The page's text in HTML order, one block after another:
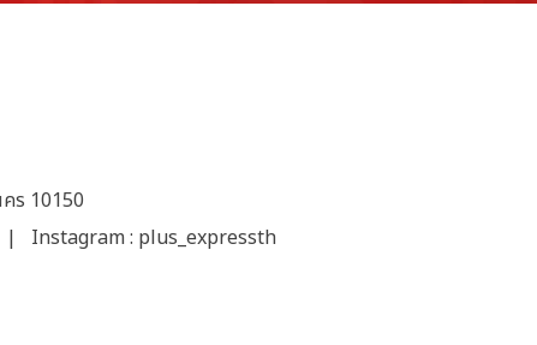
ร 10150
| Instagram : plus_expressth